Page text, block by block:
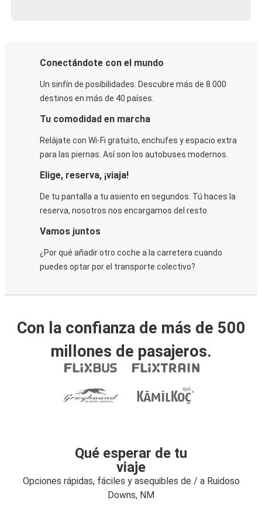
Conectándote con el mundo
Un sinfín de posibilidades. Descubre más de 8.000
destinos en más de 40 países.
Tu comodidad en marcha
Relájate con Wi-Fi gratuito, enchufes y espacio extra
para las piernas. Así son los autobuses modernos.
Elige, reserva, ¡viaja!
De tu pantalla a tu asiento en segundos. Tú haces la
reserva, nosotros nos encargamos del resto.
Vamos juntos
¿Por qué añadir otro coche a la carretera cuando
puedes optar por el transporte colectivo?
Con la confianza de más de 500
millones de pasajeros.
Qué esperar de tu
viaje
Opciones rápidas, fáciles y asequibles de / a Ruidoso
Downs, NM